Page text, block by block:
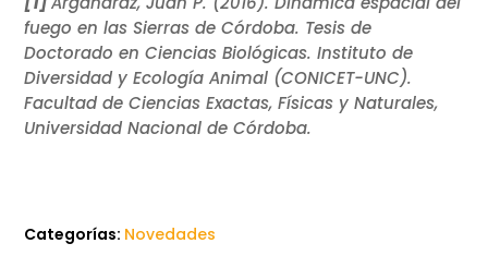
fuego en las Sierras de Córdoba. Tesis de
Doctorado en Ciencias Biológicas. Instituto de
Diversidad y Ecología Animal (CONICET-UNC).
Facultad de Ciencias Exactas, Físicas y Naturales,
Universidad Nacional de Córdoba.
Categorías: Novedades